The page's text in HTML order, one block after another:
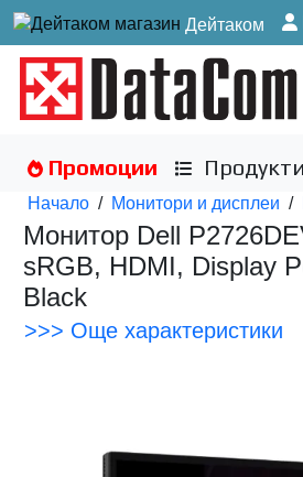
Дейтаком
Промоции Продукти
Начало / Монитори и дисплеи /
Монитор Dell
sRGB, HDMI, Display
Black
>>> Още характеристики